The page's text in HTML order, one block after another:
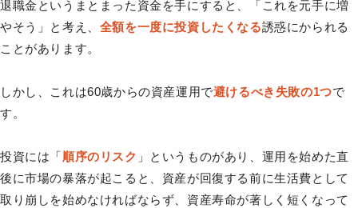
退職金というまとまった資金を手にすると、「これを元手に増
やそう」と考え、 全額を一度に投資したくなる誘惑にかられる
ことがあります。
しかし、これは60歳からの資産運用で避けるべき失敗の1つで
す。
投資には「順序のリスク 」というものがあり、運用を始めた直
後に市場の暴落が起こると、資産が回復する前に生活費として
取り崩しを始めなければならず、資産寿命が著しく短くなって